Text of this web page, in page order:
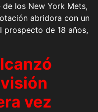
los New York Mets,
abridora con un
prospecto de 18 años,
vez